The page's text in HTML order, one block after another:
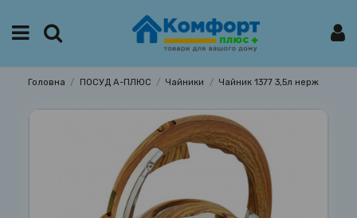
Головна ПОСУД А-ПЛЮС Чайники Чайник 1377 3,5л нерж